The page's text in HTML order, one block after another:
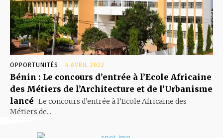
OPPORTUNITÉS 4 AVRIL 2022
Bénin : Le concours d’entrée à l’Ecole Africaine
des Métiers de l’Architecture et de l’Urbanisme
lancé Le concours d’entrée à l’Ecole Africaine des
Métiers de...